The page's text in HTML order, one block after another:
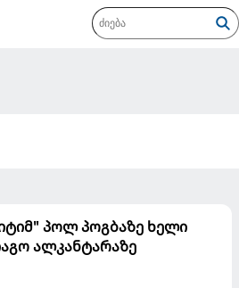
პოლ პოგბაზე ხელი
ალკანტარაზე